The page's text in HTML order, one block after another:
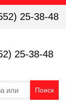
25-38-48
25-38-48